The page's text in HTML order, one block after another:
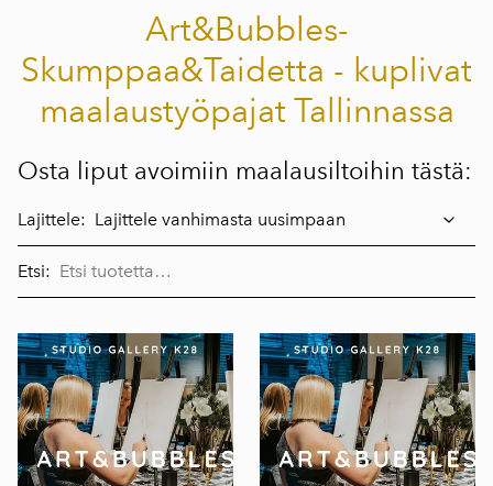
Art&Bubbles-
Skumppaa&Taidetta - kuplivat
maalaustyöpajat Tallinnassa
Osta liput avoimiin maalausiltoihin tästä:
Lajittele:
Etsi: